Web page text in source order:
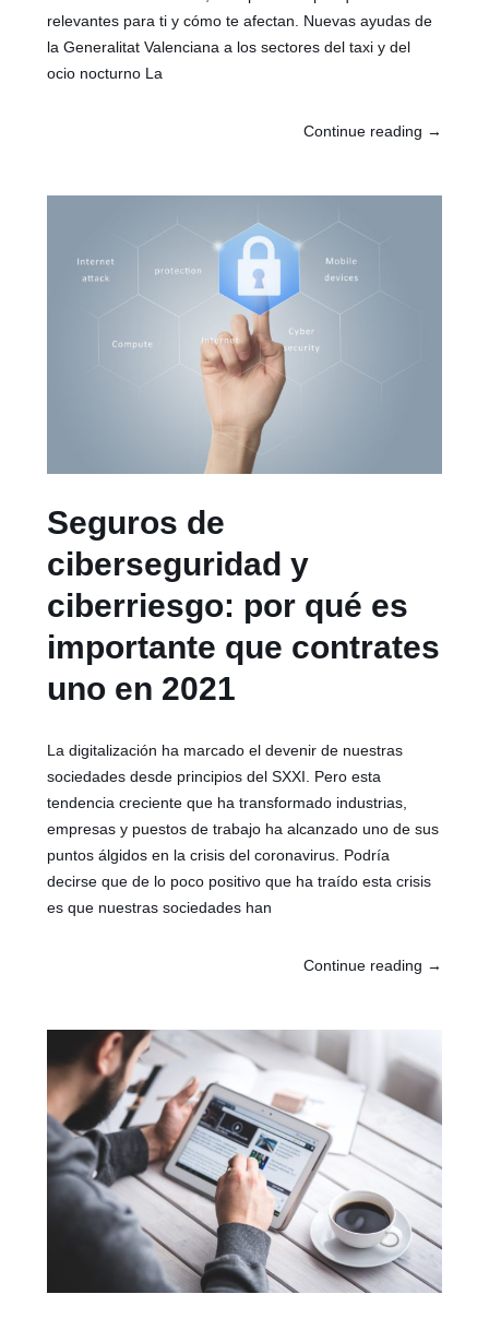
relevantes para ti y cómo te afectan. Nuevas ayudas de
la Generalitat Valenciana a los sectores del taxi y del
ocio nocturno La
Continue reading →
Seguros de
ciberseguridad y
ciberriesgo: por qué es
importante que contrates
uno en 2021
La digitalización ha marcado el devenir de nuestras
sociedades desde principios del SXXI. Pero esta
tendencia creciente que ha transformado industrias,
empresas y puestos de trabajo ha alcanzado uno de sus
puntos álgidos en la crisis del coronavirus. Podría
decirse que de lo poco positivo que ha traído esta crisis
es que nuestras sociedades han
Continue reading →